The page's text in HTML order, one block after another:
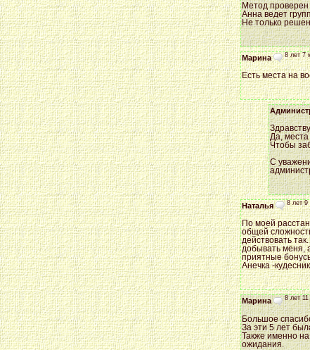
Метод проверен
Анна ведет
Не только
Марина 8 лет 7
Есть места на
Да, места
Чтобы
С
Наталья 8 лет 9
По моей
общей
действовать
добывать меня,
приятные
Анечка -
Марина 8 лет
Большое
За эти 5 лет
Также именно
ожидания.